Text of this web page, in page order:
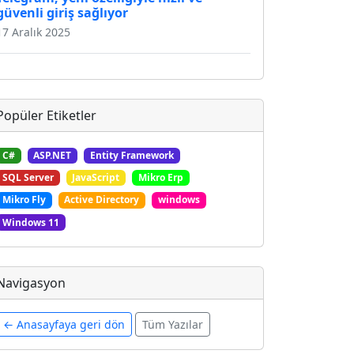
giriş sağlıyor
Aralık 2025
Etiketler
C# ASP.NET
Entity Framework
SQL Server
JavaScript
Mikro Erp
Mikro Fly
Active Directory
windows
Windows 11
← Anasayfaya geri dön Tüm Yazılar